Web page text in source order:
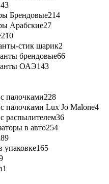
Брендовые214
Арабские27
210
стик шарик2
брендовые66
ОАЭ143
палочками228
палочками Lux Jo Malone4
распылителем36
в авто254
89
165
1